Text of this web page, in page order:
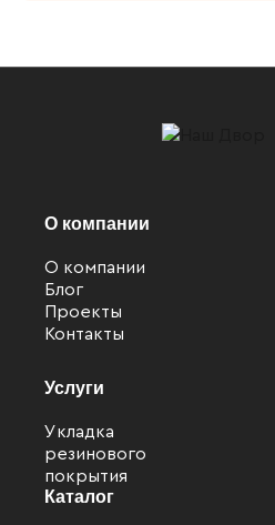
О компании
О компании
Блог
Проекты
Контакты
Услуги
Укладка
резинового
покрытия
Каталог